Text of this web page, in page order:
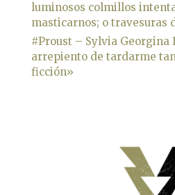
luminosos colmillos
masticarnos; o travesuras
#Proust – Sylvia Georgina
arrepiento de tardarme
ficción»